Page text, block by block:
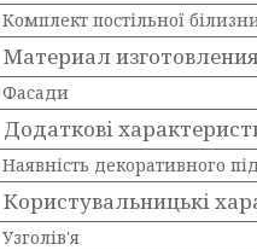
Комплект постільної
Материал
Фасади
Додаткові
Наявність декоративного
Користувальницькі
Узголів'я